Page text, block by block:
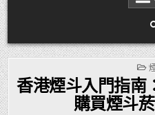
IN
香港煙斗入門指南
購買煙斗